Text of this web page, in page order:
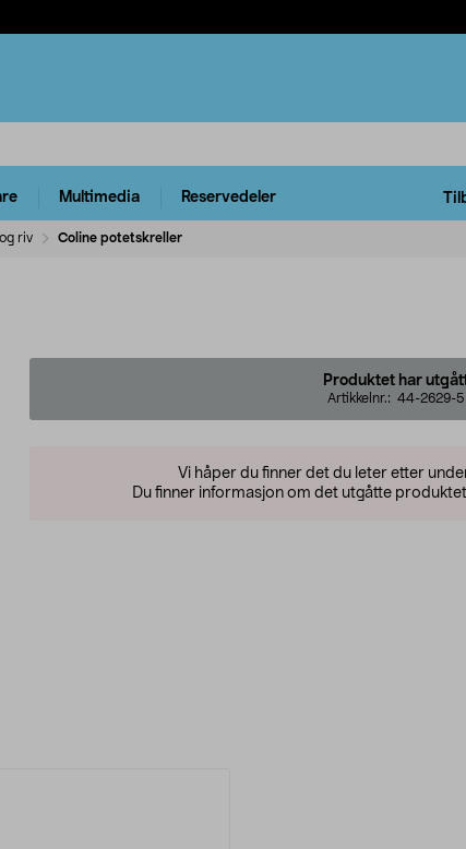
Multimedia Reservedeler
riv Coline potetskreller
Produktet har
Artikkelnr.: 44-2629-5
Vi håper du finner det du leter etter
Du finner informasjon om det utgåtte